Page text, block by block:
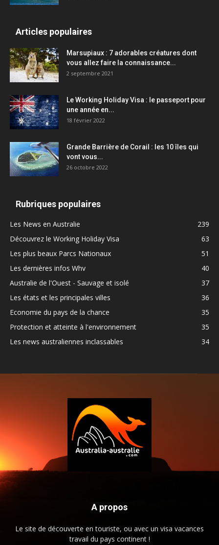
Articles populaires
Marsupiaux : 7 adorables créatures dont
vous allez faire la connaissance...
2 septembre 2021
Le Working Holiday Visa : le passeport pour
une année en...
18 février 2022
Grande Barrière de Corail : les 10 îles qui
vont vous...
26 octobre 2022
Rubriques populaires
Les News en Australie
239
Découvrez le Working Holiday Visa
63
Les plus beaux Parcs Nationaux
51
Les dernières infos Whv
40
Australie de l'Ouest - Sauvage et isolé
37
Les états et les principales villes
36
Economie du pays de la chance
35
Protection et atteinte à l'environnement
35
Les news australiennes inclassables
34
A propos
Le site de découverte en touriste, ou avec un visa vacances
travail du pays continent !